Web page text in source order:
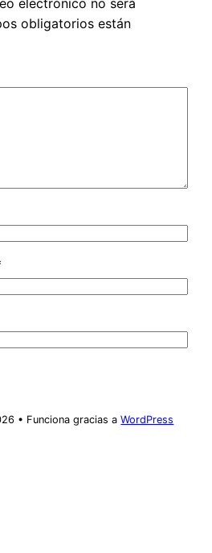
electrónico no será
obligatorios están
• Funciona gracias aWordPress